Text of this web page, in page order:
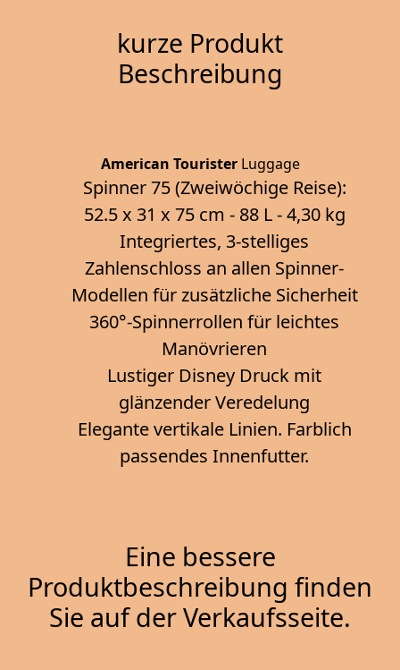
kurze Produkt
Beschreibung
American TouristerLuggage
Spinner 75 (Zweiwöchige Reise):
52.5 x 31 x 75 cm - 88 L - 4,30 kg
Integriertes, 3-stelliges
Zahlenschloss an allen Spinner-
Modellen für zusätzliche Sicherheit
360°-Spinnerrollen für leichtes
Manövrieren
Lustiger Disney Druck mit
glänzender Veredelung
Elegante vertikale Linien. Farblich
passendes Innenfutter.
Eine bessere
Produktbeschreibung finden
Sie auf der Verkaufsseite.